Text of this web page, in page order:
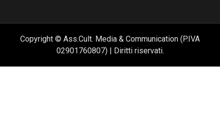
Copyright © Ass.Cult. Media & Communication (P.IVA
02901760807) | Diritti riservati.